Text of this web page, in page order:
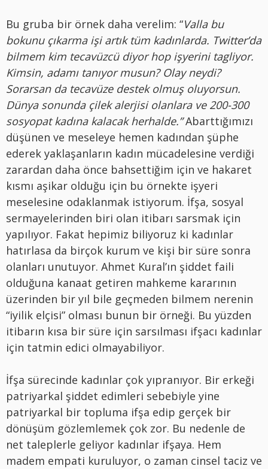
Bu gruba bir örnek daha verelim: “Valla bu
bokunu çıkarma işi artık tüm kadınlarda. Twitter’da
bilmem kim tecavüzcü diyor hop işyerini tagliyor.
Kimsin, adamı tanıyor musun? Olay neydi?
Sorarsan da tecavüze destek olmuş oluyorsun.
Dünya sonunda çilek alerjisi olanlara ve 200-300
sosyopat kadına kalacak herhalde.”Abarttığımızı
düşünen ve meseleye hemen kadından şüphe
ederek yaklaşanların kadın mücadelesine verdiği
zarardan daha önce bahsettiğim için ve hakaret
kısmı aşikar olduğu için bu örnekte işyeri
meselesine odaklanmak istiyorum. İfşa, sosyal
sermayelerinden biri olan itibarı sarsmak için
yapılıyor. Fakat hepimiz biliyoruz ki kadınlar
hatırlasa da birçok kurum ve kişi bir süre sonra
olanları unutuyor. Ahmet Kural’ın şiddet faili
olduğuna kanaat getiren mahkeme kararının
üzerinden bir yıl bile geçmeden bilmem nerenin
“iyilik elçisi” olması bunun bir örneği. Bu yüzden
itibarın kısa bir süre için sarsılması ifşacı kadınlar
için tatmin edici olmayabiliyor.
İfşa sürecinde kadınlar çok yıpranıyor. Bir erkeği
patriyarkal şiddet edimleri sebebiyle yine
patriyarkal bir topluma ifşa edip gerçek bir
dönüşüm gözlemlemek çok zor. Bu nedenle de
net taleplerle geliyor kadınlar ifşaya. Hem
madem empati kuruluyor, o zaman cinsel taciz ve